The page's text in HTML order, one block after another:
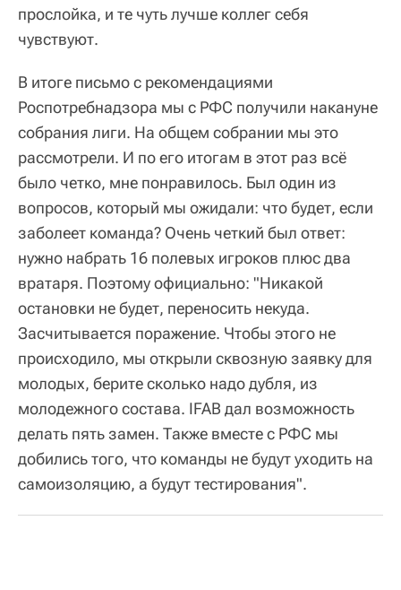
прослойка, и те чуть лучше коллег себя
чувствуют.
В итоге письмо с рекомендациями
Роспотребнадзора мы с РФС получили накануне
собрания лиги. На общем собрании мы это
рассмотрели. И по его итогам в этот раз всё
было четко, мне понравилось. Был один из
вопросов, который мы ожидали: что будет, если
заболеет команда? Очень четкий был ответ:
нужно набрать 16 полевых игроков плюс два
вратаря. Поэтому официально: "Никакой
остановки не будет, переносить некуда.
Засчитывается поражение. Чтобы этого не
происходило, мы открыли сквозную заявку для
молодых, берите сколько надо дубля, из
молодежного состава. IFAB дал возможность
делать пять замен. Также вместе с РФС мы
добились того, что команды не будут уходить на
самоизоляцию, а будут тестирования".